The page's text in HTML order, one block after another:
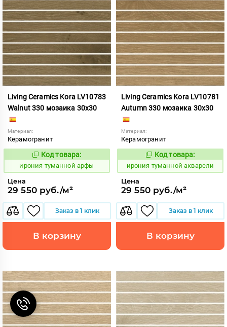
Living Ceramics Kora LV10783
Walnut 330 мозаика 30x30
Материал:
Керамогранит
1106876
Код товара:
ирония туманной арфы
Цена
29 550 руб./м²
Заказ в 1 клик
В корзину
Living Ceramics Kora LV10781
Autumn 330 мозаика 30x30
Материал:
Керамогранит
1106875
Код товара:
ирония туманной акварели
Цена
29 550 руб./м²
Заказ в 1 клик
В корзину